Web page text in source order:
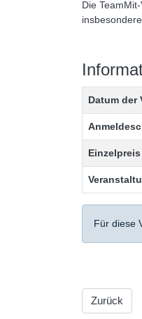
Die
Datum der
Einzelpreis
Für diese
Zurück